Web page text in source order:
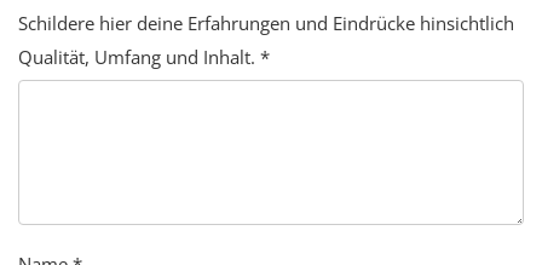
Schildere hier deine Erfahrungen und Eindrücke hinsichtlich
Qualität, Umfang und Inhalt. *